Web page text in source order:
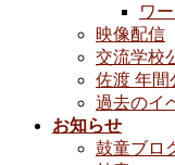
ワ
映像配信
交流学校
佐渡 年間
過去のイ
お知らせ
鼓童ブロ